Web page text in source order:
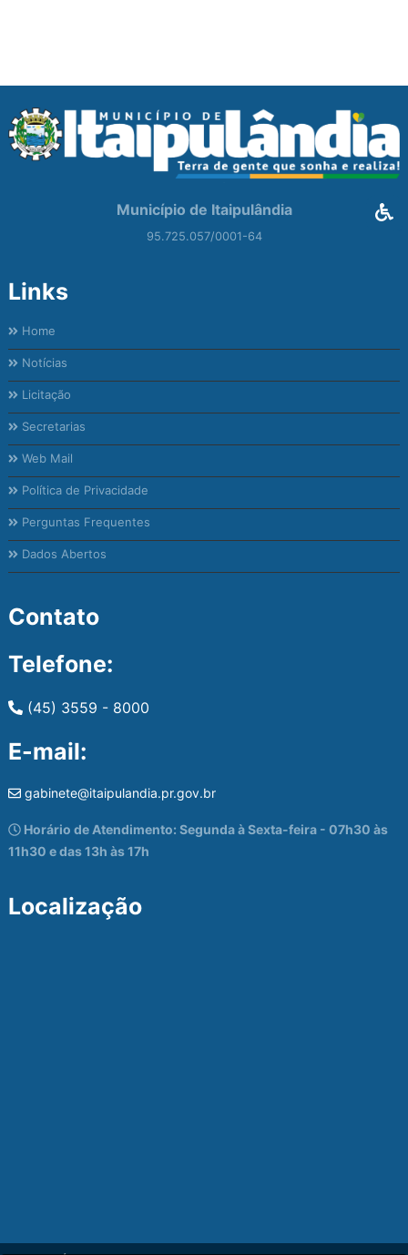
Município de Itaipulândia
95.725.057/0001-64
Links
Home
Notícias
Licitação
Secretarias
Web Mail
Política de Privacidade
Perguntas Frequentes
Dados Abertos
Contato
Telefone:
(45) 3559 - 8000
E-mail:
gabinete@itaipulandia.pr.gov.br
Horário de Atendimento: Segunda à Sexta-feira - 07h30 às
11h30 e das 13h às 17h
Localização